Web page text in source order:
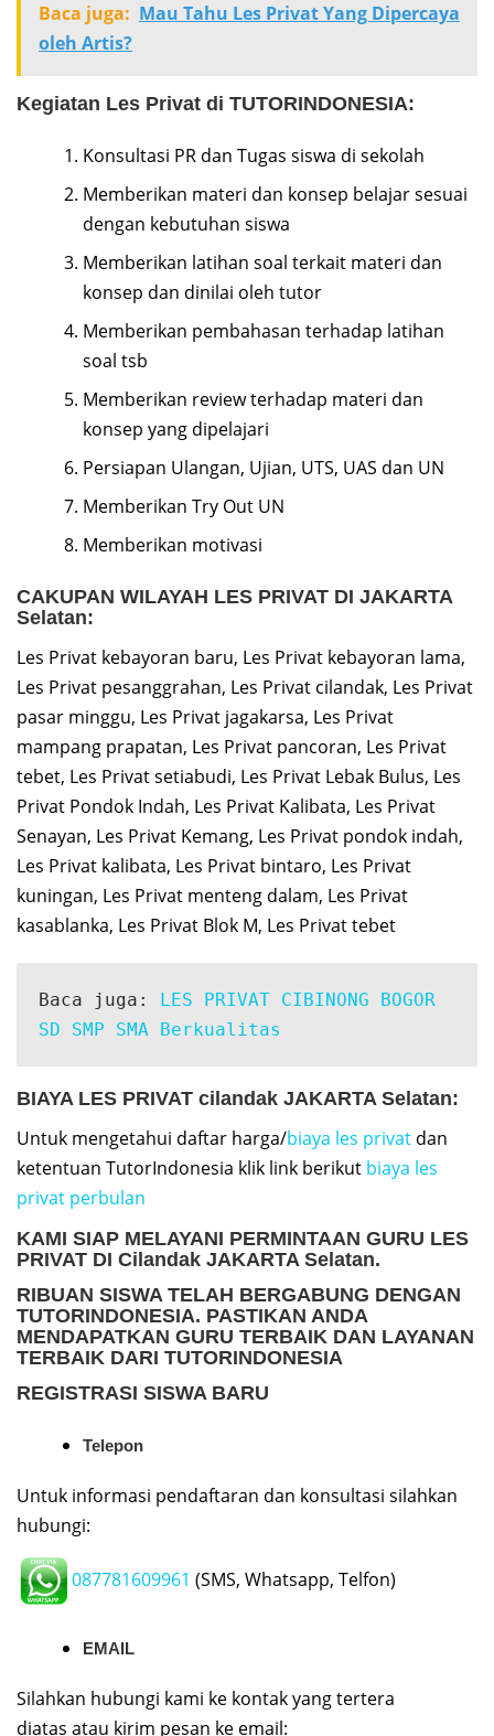
Baca juga: Mau Tahu Les Privat Yang Dipercaya
oleh Artis?
Kegiatan Les Privat di TUTORINDONESIA:
Konsultasi PR dan Tugas siswa di sekolah
Memberikan materi dan konsep belajar sesuai
dengan kebutuhan siswa
Memberikan latihan soal terkait materi dan
konsep dan dinilai oleh tutor
Memberikan pembahasan terhadap latihan
soal tsb
Memberikan review terhadap materi dan
konsep yang dipelajari
Persiapan Ulangan, Ujian, UTS, UAS dan UN
Memberikan Try Out UN
Memberikan motivasi
CAKUPAN WILAYAH LES PRIVAT DI JAKARTA
Selatan:
Les Privat kebayoran baru, Les Privat kebayoran lama,
Les Privat pesanggrahan, Les Privat cilandak, Les Privat
pasar minggu, Les Privat jagakarsa, Les Privat
mampang prapatan, Les Privat pancoran, Les Privat
tebet, Les Privat setiabudi, Les Privat Lebak Bulus, Les
Privat Pondok Indah, Les Privat Kalibata, Les Privat
Senayan, Les Privat Kemang, Les Privat pondok indah,
Les Privat kalibata, Les Privat bintaro, Les Privat
kuningan, Les Privat menteng dalam, Les Privat
kasablanka, Les Privat Blok M, Les Privat tebet
Baca juga:
LES PRIVAT CIBINONG BOGOR
SD SMP SMA Berkualitas
BIAYA LES PRIVAT cilandak JAKARTA Selatan:
Untuk mengetahui daftar harga/biaya les privat dan
ketentuan TutorIndonesia klik link berikut biaya les
privat perbulan
KAMI SIAP MELAYANI PERMINTAAN GURU LES
PRIVAT DI Cilandak JAKARTA Selatan.
RIBUAN SISWA TELAH BERGABUNG DENGAN
TUTORINDONESIA. PASTIKAN ANDA
MENDAPATKAN GURU TERBAIK DAN LAYANAN
TERBAIK DARI TUTORINDONESIA
REGISTRASI SISWA BARU
Telepon
Untuk informasi pendaftaran dan konsultasi silahkan
hubungi:
087781609961 (SMS, Whatsapp, Telfon)
EMAIL
Silahkan hubungi kami ke kontak yang tertera
diatas atau kirim pesan ke email: